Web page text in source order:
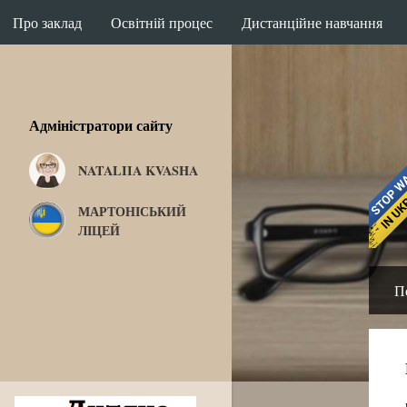
П
у
б
Адміністратори сайту
NATALIIA KVASHA
МАРТОНІСЬКИЙ
ЛІЦЕЙ
Про заклад Освітній процес Дистанційне навчання